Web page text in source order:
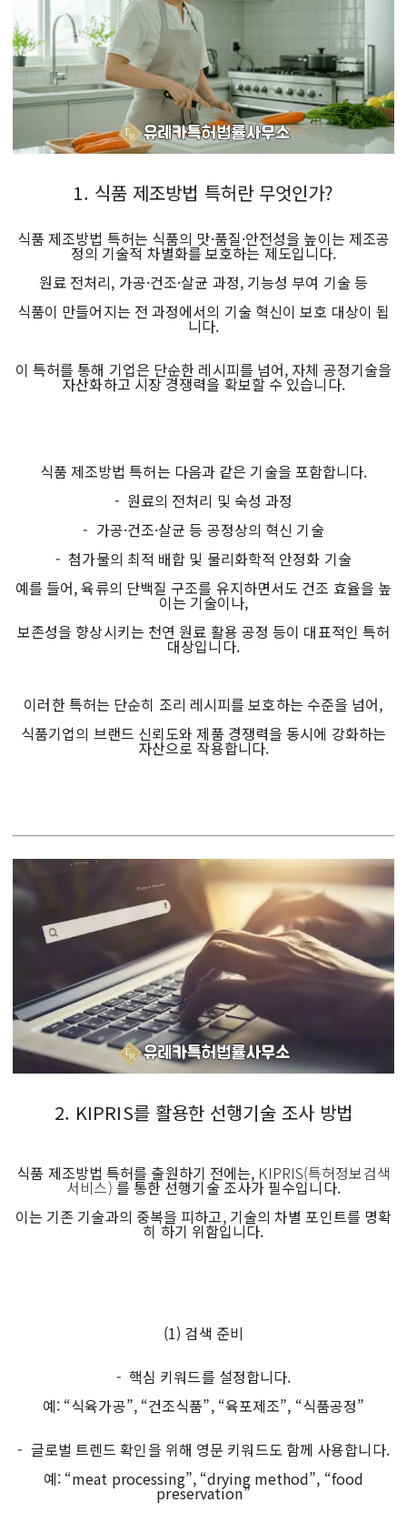
1. 식품 제조방법 특허란 무엇인가?
식품 제조방법 특허는 식품의 맛·품질·안전성을 높이는 제조공
정의 기술적 차별화를 보호하는 제도입니다.
원료 전처리, 가공·건조·살균 과정, 기능성 부여 기술 등
식품이 만들어지는 전 과정에서의 기술 혁신이 보호 대상이 됩
니다.
이 특허를 통해 기업은 단순한 레시피를 넘어, 자체 공정기술을
자산화하고 시장 경쟁력을 확보할 수 있습니다.
식품 제조방법 특허는 다음과 같은 기술을 포함합니다.
- 원료의 전처리 및 숙성 과정
- 가공·건조·살균 등 공정상의 혁신 기술
- 첨가물의 최적 배합 및 물리화학적 안정화 기술
예를 들어, 육류의 단백질 구조를 유지하면서도 건조 효율을 높
이는 기술이나,
보존성을 향상시키는 천연 원료 활용 공정 등이 대표적인 특허
대상입니다.
이러한 특허는 단순히 조리 레시피를 보호하는 수준을 넘어,
식품기업의 브랜드 신뢰도와 제품 경쟁력을 동시에 강화하는
자산으로 작용합니다.
2. KIPRIS를 활용한 선행기술 조사 방법
식품 제조방법 특허를 출원하기 전에는, KIPRIS(특허정보검색
서비스)를 통한 선행기술 조사가 필수입니다.
이는 기존 기술과의 중복을 피하고, 기술의 차별 포인트를 명확
히 하기 위함입니다.
(1) 검색 준비
- 핵심 키워드를 설정합니다.
예: “식육가공”, “건조식품”, “육포제조”, “식품공정”
- 글로벌 트렌드 확인을 위해 영문 키워드도 함께 사용합니다.
예: “meat processing”, “drying method”, “food
preservation”